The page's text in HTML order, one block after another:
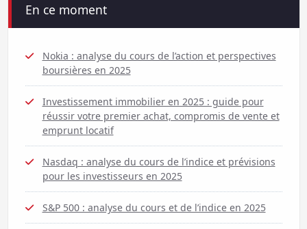
En ce moment
Nokia : analyse du cours de l’action et perspectives
boursières en 2025
Investissement immobilier en 2025 : guide pour
réussir votre premier achat, compromis de vente et
emprunt locatif
Nasdaq : analyse du cours de l’indice et prévisions
pour les investisseurs en 2025
S&P 500 : analyse du cours et de l’indice en 2025